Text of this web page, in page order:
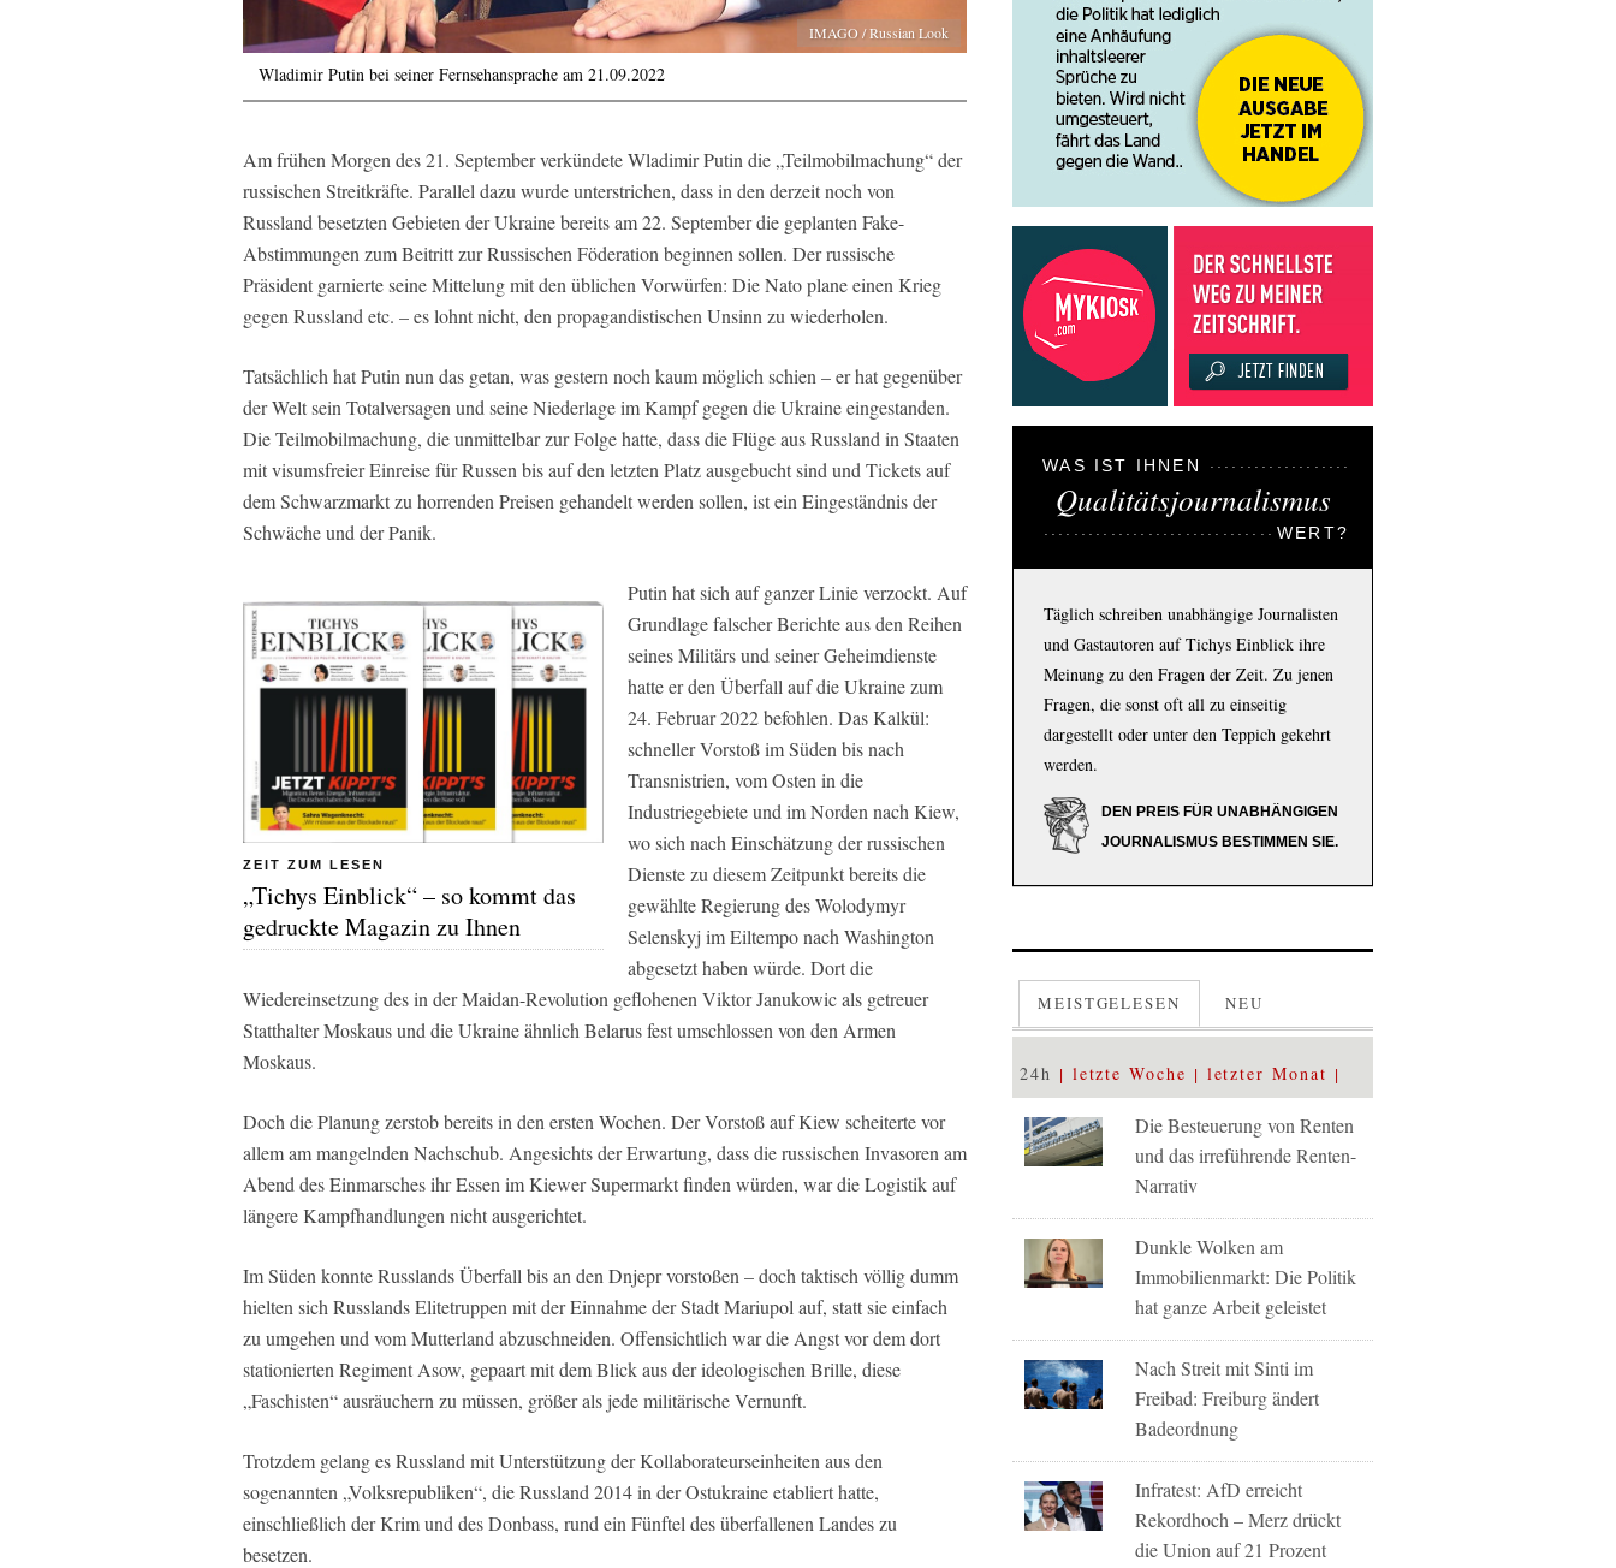
IMAGO / Russian Look
Wladimir Putin bei seiner Fernsehansprache am 21.09.2022
Am frühen Morgen des 21. September verkündete Wladimir Putin die „Teilmobilmachung“ der
russischen Streitkräfte. Parallel dazu wurde unterstrichen, dass in den derzeit noch von
Russland besetzten Gebieten der Ukraine bereits am 22. September die geplanten Fake-
Abstimmungen zum Beitritt zur Russischen Föderation beginnen sollen. Der russische
Präsident garnierte seine Mittelung mit den üblichen Vorwürfen: Die Nato plane einen Krieg
gegen Russland etc. – es lohnt nicht, den propagandistischen Unsinn zu wiederholen.
Tatsächlich hat Putin nun das getan, was gestern noch kaum möglich schien – er hat gegenüber
der Welt sein Totalversagen und seine Niederlage im Kampf gegen die Ukraine eingestanden.
Die Teilmobilmachung, die unmittelbar zur Folge hatte, dass die Flüge aus Russland in Staaten
mit visumsfreier Einreise für Russen bis auf den letzten Platz ausgebucht sind und Tickets auf
dem Schwarzmarkt zu horrenden Preisen gehandelt werden sollen, ist ein Eingeständnis der
Schwäche und der Panik.
ZEIT ZUM LESEN
„Tichys Einblick“ – so kommt das
gedruckte Magazin zu Ihnen
Putin hat sich auf ganzer Linie verzockt. Auf
Grundlage falscher Berichte aus den Reihen
seines Militärs und seiner Geheimdienste
hatte er den Überfall auf die Ukraine zum
24. Februar 2022 befohlen. Das Kalkül:
schneller Vorstoß im Süden bis nach
Transnistrien, vom Osten in die
Industriegebiete und im Norden nach Kiew,
wo sich nach Einschätzung der russischen
Dienste zu diesem Zeitpunkt bereits die
gewählte Regierung des Wolodymyr
Selenskyj im Eiltempo nach Washington
abgesetzt haben würde. Dort die
Wiedereinsetzung des in der Maidan-Revolution geflohenen Viktor Janukowic als getreuer
Statthalter Moskaus und die Ukraine ähnlich Belarus fest umschlossen von den Armen
Moskaus.
Doch die Planung zerstob bereits in den ersten Wochen. Der Vorstoß auf Kiew scheiterte vor
allem am mangelnden Nachschub. Angesichts der Erwartung, dass die russischen Invasoren am
Abend des Einmarsches ihr Essen im Kiewer Supermarkt finden würden, war die Logistik auf
längere Kampfhandlungen nicht ausgerichtet.
Im Süden konnte Russlands Überfall bis an den Dnjepr vorstoßen – doch taktisch völlig dumm
hielten sich Russlands Elitetruppen mit der Einnahme der Stadt Mariupol auf, statt sie einfach
zu umgehen und vom Mutterland abzuschneiden. Offensichtlich war die Angst vor dem dort
stationierten Regiment Asow, gepaart mit dem Blick aus der ideologischen Brille, diese
„Faschisten“ ausräuchern zu müssen, größer als jede militärische Vernunft.
Trotzdem gelang es Russland mit Unterstützung der Kollaborateurseinheiten aus den
sogenannten „Volksrepubliken“, die Russland 2014 in der Ostukraine etabliert hatte,
einschließlich der Krim und des Donbass, rund ein Fünftel des überfallenen Landes zu
besetzen.
WAS IST IHNEN
Qualitätsjournalismus
WERT?
Täglich schreiben unabhängige Journalisten
und Gastautoren auf Tichys Einblick ihre
Meinung zu den Fragen der Zeit. Zu jenen
Fragen, die sonst oft all zu einseitig
dargestellt oder unter den Teppich gekehrt
werden.
DEN PREIS FÜR UNABHÄNGIGEN
JOURNALISMUS BESTIMMEN SIE.
MEISTGELESEN NEU
24h letzte Woche letzter Monat
Die Besteuerung von Renten
und das irreführende Renten-
Narrativ
Dunkle Wolken am
Immobilienmarkt: Die Politik
hat ganze Arbeit geleistet
Nach Streit mit Sinti im
Freibad: Freiburg ändert
Badeordnung
Infratest: AfD erreicht
Rekordhoch – Merz drückt
die Union auf 21 Prozent